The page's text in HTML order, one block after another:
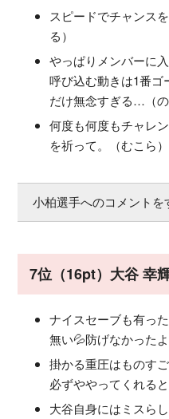
スピードでチャンス
る）
やっぱりメンバーに
呼び込む動きは1番ゴ
だけ無念すぎる…（の
何度も何度もチャレ
を祈って。（むこら）
小柏選手へのコメントを
7位（16pt）大谷 幸
ナイスセーブも有っ
無い💦防げなかったよ
掛かる重圧はものす
必ずややってくれる
大谷自身にはミスら